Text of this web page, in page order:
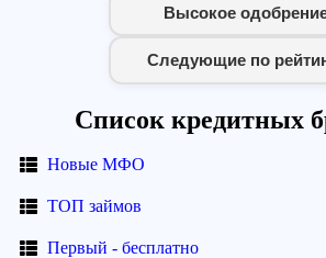
Высокое
Следующие по
Список кредитных
Новые МФО
ТОП займов
Первый - бесплатно